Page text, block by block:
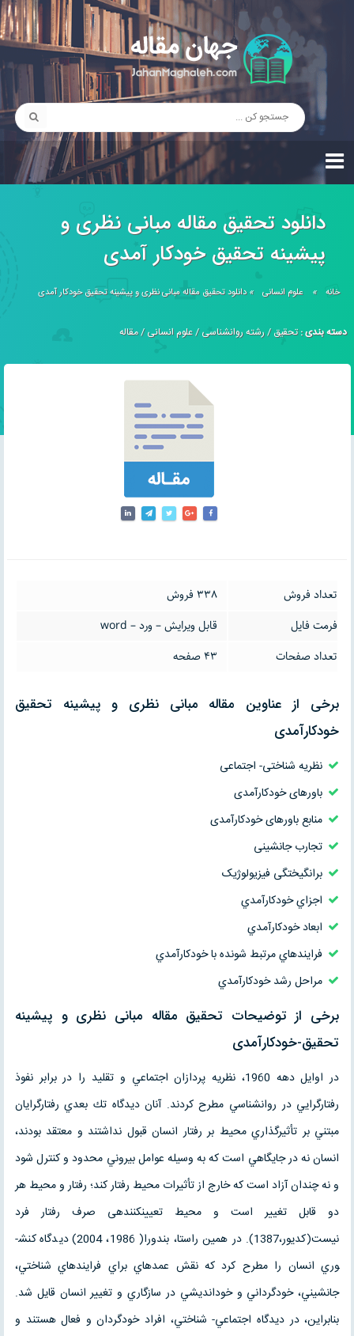
دانلود تحقیق مقاله مبانی نظری و
پیشینه تحقیق خودکار آمدی
خانه » علوم انسانی »دانلود تحقیق مقاله مبانی نظری و پیشینه تحقیق خودکار آمدی
دسته بندی :تحقیق/رشته روانشناسی/علوم انسانی/مقاله
تعداد فروش
338 فروش
فرمت فایل
قابل ویرایش – ورد – word
تعداد صفحات
43 صفحه
برخی از عناوین مقاله مبانی نظری و پیشینه تحقیق
خودکارآمدی
نظریه شناختی- اجتماعی
باورهای خودکارآمدی
منابع باورهای خودکارآمدی
تجارب جانشینی
برانگیختگی فیزیولوژیک
اجزاي خودكارآمدي
ابعاد خودكارآمدي
فرايندهاي مرتبط شونده با خودكارآمدي
مراحل رشد خودكارآمدي
برخی از توضیحات تحقیق مقاله مبانی نظری و پیشینه
تحقیق-خودکارآمدی
در اوايل دهه 1960، نظريه پردازان اجتماعي و تقليد را در برابر نفوذ
رفتارگرايي در روانشناسي مطرح كردند. آنان ديدگاه تك بعدي رفتارگرايان
مبتني بر تأثيرگذاري محيط بر رفتار انسان قبول نداشتند و معتقد بودند،
انسان نه در جايگاهي است كه به وسيله عوامل بيروني محدود و كنترل شود
و نه چندان آزاد است كه خارج از تأثيرات محيط رفتار كند؛ رفتار و محيط هر
دو قابل تغيير است و محيط تعيين­كننده­ی صرف رفتار فرد
نيست(كديور،1387). در همين راستا، بندورا( 1986، 2004) ديدگاه كنش­
وري انسان را مطرح كرد كه نقش عمده­اي براي فرايندهاي شناختي،
جانشيني، خودگرداني و خودانديشي در سازگاري و تغيير انسان قايل شد.
بنابراين، در ديدگاه اجتماعي- شناختي، افراد خودگردان و فعال هستند و